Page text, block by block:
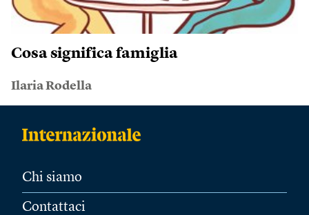
Cosa significa famiglia
Ilaria Rodella
Chi siamo
Contattaci